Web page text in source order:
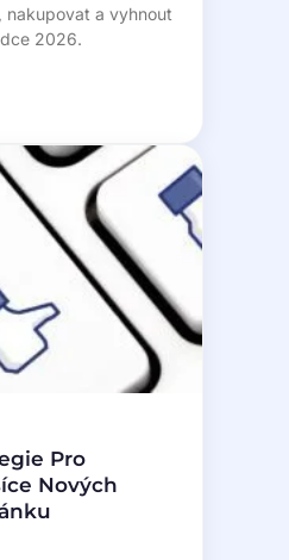
nakupovat a vyhnout
2026.
Pro
Nových